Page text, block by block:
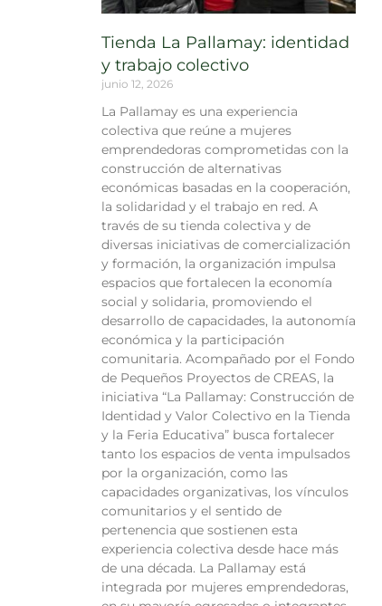
Tienda La Pallamay: identidad
y trabajo colectivo
junio 12, 2026
La Pallamay es una experiencia
colectiva que reúne a mujeres
emprendedoras comprometidas con la
construcción de alternativas
económicas basadas en la cooperación,
la solidaridad y el trabajo en red. A
través de su tienda colectiva y de
diversas iniciativas de comercialización
y formación, la organización impulsa
espacios que fortalecen la economía
social y solidaria, promoviendo el
desarrollo de capacidades, la autonomía
económica y la participación
comunitaria. Acompañado por el Fondo
de Pequeños Proyectos de CREAS, la
iniciativa “La Pallamay: Construcción de
Identidad y Valor Colectivo en la Tienda
y la Feria Educativa” busca fortalecer
tanto los espacios de venta impulsados
por la organización, como las
capacidades organizativas, los vínculos
comunitarios y el sentido de
pertenencia que sostienen esta
experiencia colectiva desde hace más
de una década. La Pallamay está
integrada por mujeres emprendedoras,